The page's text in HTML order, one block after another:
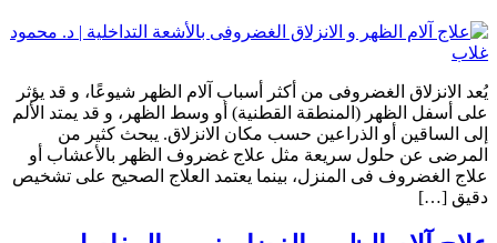
يُعد الانزلاق الغضروفى من أكثر أسباب آلام الظهر شيوعًا، و قد يؤثر
على أسفل الظهر (المنطقة القطنية) أو وسط الظهر، و قد يمتد الألم
إلى الساقين أو الذراعين حسب مكان الانزلاق. يبحث كثير من
المرضى عن حلول سريعة مثل علاج غضروف الظهر بالأعشاب أو
علاج الغضروف فى المنزل، بينما يعتمد العلاج الصحيح على تشخيص
دقيق […]